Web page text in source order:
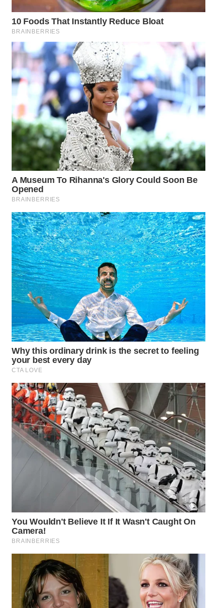
INDRAMAYU
KUNINGAN
MAJALENGKA
WN
SUBANG
WN
SUKABUMI
WN
PURWAKARTA
WN
PRIANGAN
TIMUR
WN
SEMARANG
WN
SOLO
WN
BOROBUDUR
MADURA
WN
SURABAYA
WN
NATUNA
WN
MANDALIKA
LIKUPANG
WN
LABUANBAJO